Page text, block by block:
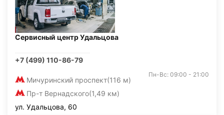
Сервисный центр Удальцова
+7 (499) 110-86-79
Мичуринский проспект(116 м)
Пр-т Вернадского(1,49 км)
Пн-Вс: 09:00 - 21:00
ул. Удальцова, 60